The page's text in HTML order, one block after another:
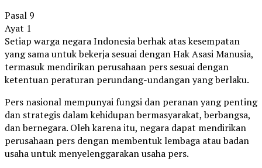
Pasal 9
Ayat 1
Setiap warga negara Indonesia berhak atas kesempatan
yang sama untuk bekerja sesuai dengan Hak Asasi Manusia,
termasuk mendirikan perusahaan pers sesuai dengan
ketentuan peraturan perundang-undangan yang berlaku.
Pers nasional mempunyai fungsi dan peranan yang penting
dan strategis dalam kehidupan bermasyarakat, berbangsa,
dan bernegara. Oleh karena itu, negara dapat mendirikan
perusahaan pers dengan membentuk lembaga atau badan
usaha untuk menyelenggarakan usaha pers.